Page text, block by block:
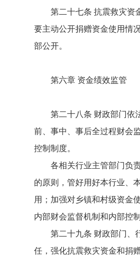
第二十七条 抗震救灾资
要主动公开捐赠资金使用情
部公开。
第六章 资金绩效监管
第二十八条 财政部门依
前、事中、事后全过程财会
控制制度。
各相关行业主管部门负
的原则，管好用好本行业、
用；加强对乡镇和村级资金
内部财会监督机制和内部控制
第二十九条 财政部门、
任，强化抗震救灾资金和捐